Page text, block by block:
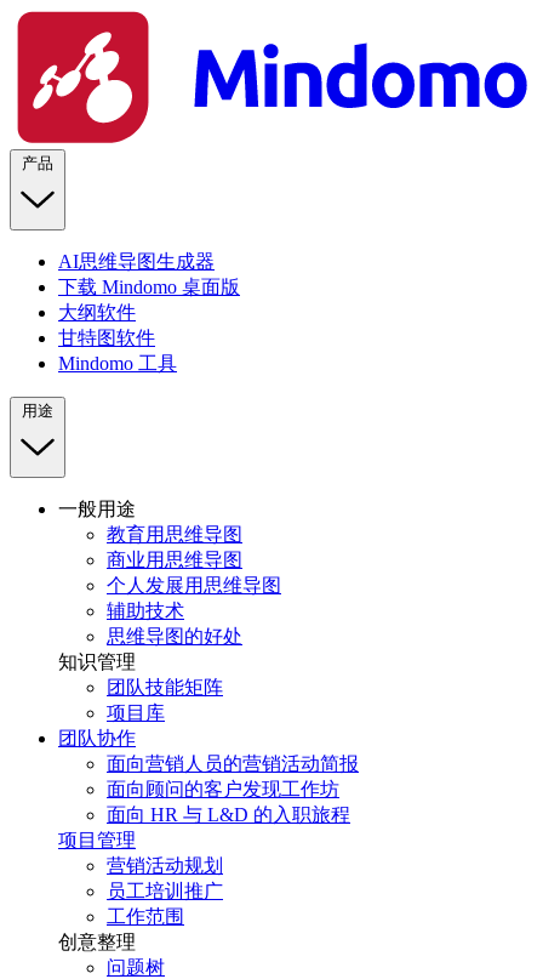
产品
AI思维导图生成器
下载 Mindomo 桌面版
大纲软件
甘特图软件
Mindomo 工具
用途
一般用途
教育用思维导图
商业用思维导图
个人发展用思维导图
辅助技术
思维导图的好处
知识管理
团队技能矩阵
项目库
团队协作
面向营销人员的营销活动简报
面向顾问的客户发现工作坊
面向 HR 与 L&D 的入职旅程
项目管理
营销活动规划
员工培训推广
工作范围
创意整理
问题树